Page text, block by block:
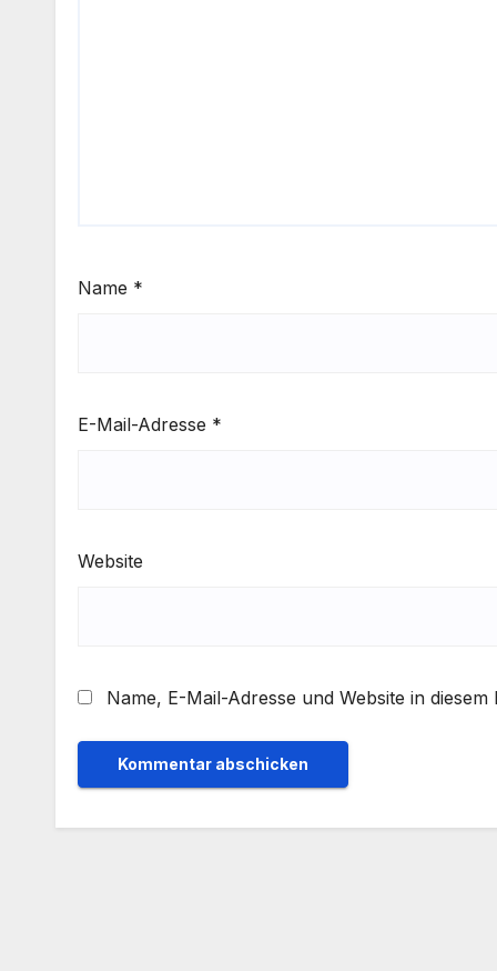
Name *
E-Mail-Adresse *
Website
Name, E-Mail-Adresse und Website in